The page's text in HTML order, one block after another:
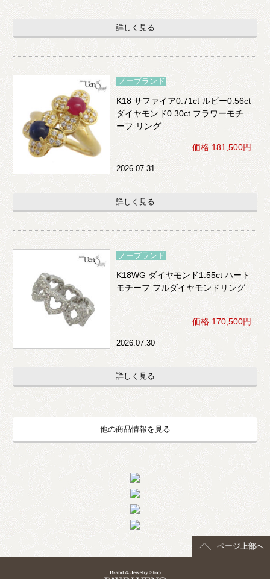
詳しく見る
ノーブランド
K18 サファイア0.71ct ルビー0.56ct
ダイヤモンド0.30ct フラワーモチ
ーフ リング
価格 181,500円
2026.07.31
詳しく見る
ノーブランド
K18WG ダイヤモンド1.55ct ハート
モチーフ フルダイヤモンドリング
価格 170,500円
2026.07.30
詳しく見る
他の商品情報を見る
ページ上部へ